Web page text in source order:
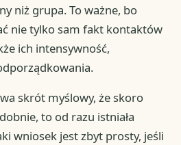
niż grupa. To ważne, bo
nie tylko sam fakt kontaktów
ich intensywność,
skrót myślowy, że skoro
to od razu istniała
wniosek jest zbyt prosty, jeśli